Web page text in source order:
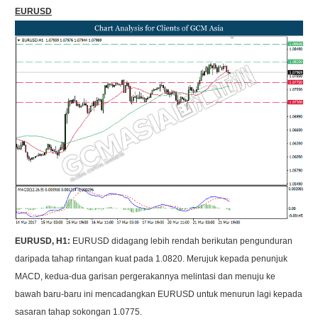
EURUSD
EURUSD, H1: EURUSD didagang lebih rendah berikutan pengunduran
daripada tahap rintangan kuat pada 1.0820. Merujuk kepada penunjuk
MACD, kedua-dua garisan pergerakannya melintasi dan menuju ke
bawah baru-baru ini mencadangkan EURUSD untuk menurun lagi kepada
sasaran tahap sokongan 1.0775.